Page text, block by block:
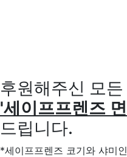
후원해주신 모
'세이프프렌즈
드립니다.
*세이프프렌즈 코기와 샤미